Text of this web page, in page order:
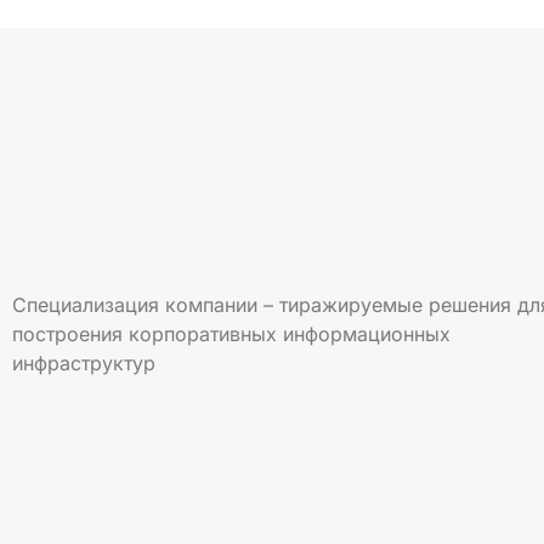
Специализация компании – тиражируемые решения
построения корпоративных информационных
инфраструктур